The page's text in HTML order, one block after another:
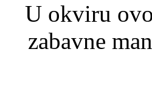
U okviru
zabavne